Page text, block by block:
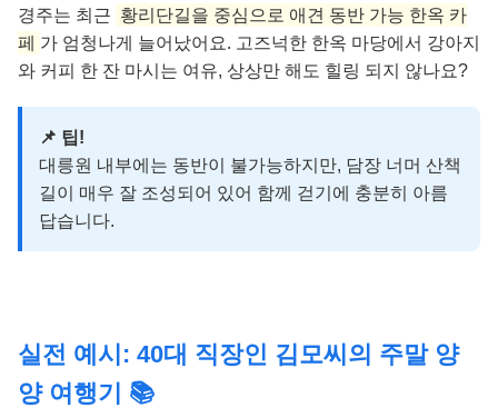
경주는 최근 황리단길을 중심으로 애견 동반 가능 한옥 카
페 가 엄청나게 늘어났어요. 고즈넉한 한옥 마당에서 강아지
와 커피 한 잔 마시는 여유, 상상만 해도 힐링 되지 않나요?
📌 팁!
대릉원 내부에는 동반이 불가능하지만, 담장 너머 산책
길이 매우 잘 조성되어 있어 함께 걷기에 충분히 아름
답습니다.
실전 예시: 40대 직장인 김모씨의 주말 양
양 여행기 📚